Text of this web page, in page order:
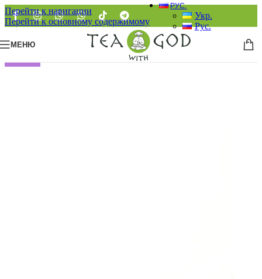
Перейти к навигации
Перейти к основному содержимому
РУС.
Укр.
Рус.
МЕНЮ